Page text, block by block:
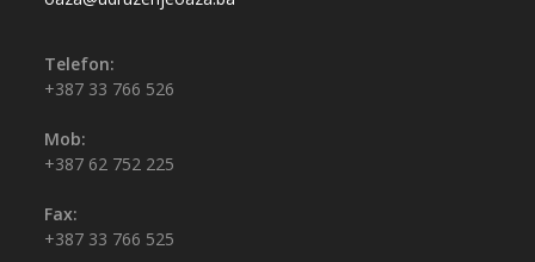
Telefon:
+387 33 766 526
Mob:
+387 62 752 225
Fax:
+387 33 766 525